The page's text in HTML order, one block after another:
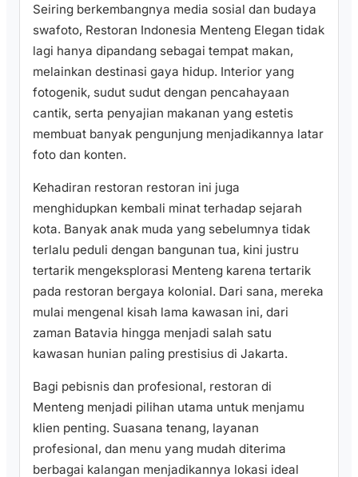
Seiring berkembangnya media sosial dan budaya
swafoto, Restoran Indonesia Menteng Elegan tidak
lagi hanya dipandang sebagai tempat makan,
melainkan destinasi gaya hidup. Interior yang
fotogenik, sudut sudut dengan pencahayaan
cantik, serta penyajian makanan yang estetis
membuat banyak pengunjung menjadikannya latar
foto dan konten.
Kehadiran restoran restoran ini juga
menghidupkan kembali minat terhadap sejarah
kota. Banyak anak muda yang sebelumnya tidak
terlalu peduli dengan bangunan tua, kini justru
tertarik mengeksplorasi Menteng karena tertarik
pada restoran bergaya kolonial. Dari sana, mereka
mulai mengenal kisah lama kawasan ini, dari
zaman Batavia hingga menjadi salah satu
kawasan hunian paling prestisius di Jakarta.
Bagi pebisnis dan profesional, restoran di
Menteng menjadi pilihan utama untuk menjamu
klien penting. Suasana tenang, layanan
profesional, dan menu yang mudah diterima
berbagai kalangan menjadikannya lokasi ideal